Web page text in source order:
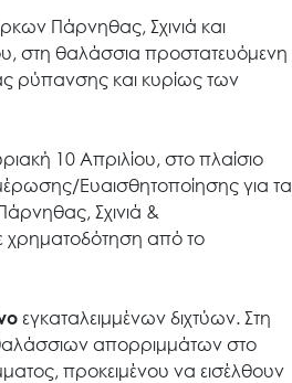
Πάρνηθας, Σχινιά και
στη θαλάσσια προστατευόμενη
ρύπανσης και κυρίως των
10 Απριλίου, στο πλαίσιο
Ευαισθητοποίησης για τα
Σχινιά &
χρηματοδότηση από το
εγκαταλειμμένων διχτύων. Στη
θαλάσσιων απορριμμάτων στο
προκειμένου να εισέλθουν